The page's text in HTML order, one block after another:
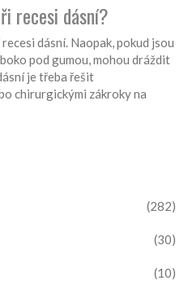
recesi dásní?
dásní. Naopak, pokud jsou
pod gumou, mohou dráždit
je třeba řešit
chirurgickými zákroky na
(282)
(30)
(10)